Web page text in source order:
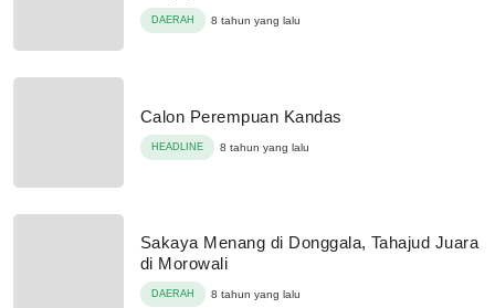
DAERAH 8 tahun yang lalu
Calon Perempuan Kandas
HEADLINE 8 tahun yang lalu
Sakaya Menang di Donggala, Tahajud Juara
di Morowali
DAERAH 8 tahun yang lalu